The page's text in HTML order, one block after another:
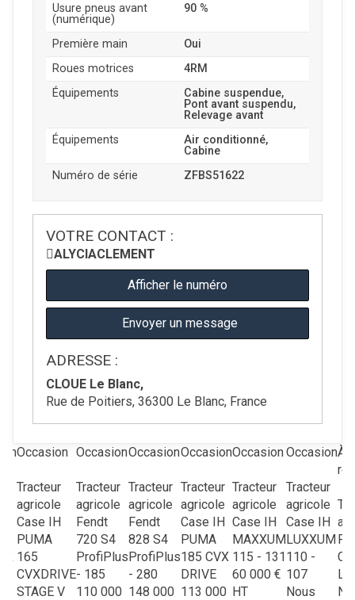
Usure pneus avant
(numérique)
90 %
Première main
Oui
Roues motrices
4RM
Équipements
Cabine suspendue,
Pont avant suspendu,
Relevage avant
Équipements
Air conditionné,
Cabine
Numéro de série
ZFBS51622
VOTRE CONTACT :
ALYCIACLEMENT
Afficher le numéro
Envoyer un message
ADRESSE :
CLOUE Le Blanc,
Rue de Poitiers, 36300 Le Blanc, France
Occasion
Tracteur
agricole
Case IH
PUMA
165
CVXDRIVE
STAGE V
Occasion
Tracteur
agricole
Fendt
720 S4
ProfiPlus
- 185
110 000
Occasion
Tracteur
agricole
Fendt
828 S4
ProfiPlus
- 280
148 000
Occasion
Tracteur
agricole
Case IH
PUMA
185 CVX
DRIVE
113 000
Occasion
Tracteur
agricole
Case IH
MAXXUM
115 - 131
60 000 €
HT
Occasion
Tracteur
agricole
Case IH
LUXXUM
110 -
107
Nous
À